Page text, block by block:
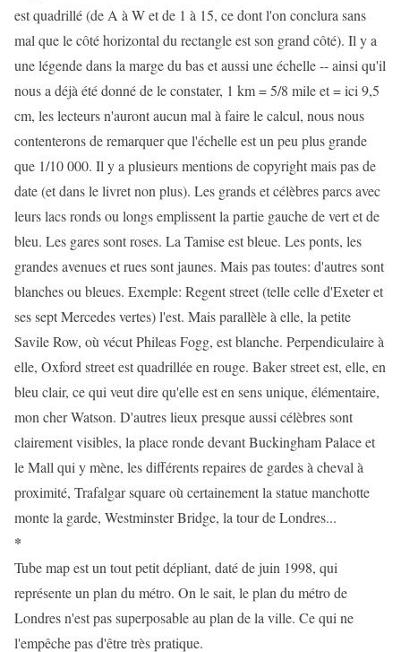
est quadrillé (de A à W et de 1 à 15, ce dont l'on conclura sans
mal que le côté horizontal du rectangle est son grand côté). Il y a
une légende dans la marge du bas et aussi une échelle -- ainsi qu'il
nous a déjà été donné de le constater, 1 km = 5/8 mile et = ici 9,5
cm, les lecteurs n'auront aucun mal à faire le calcul, nous nous
contenterons de remarquer que l'échelle est un peu plus grande
que 1/10 000. Il y a plusieurs mentions de copyright mais pas de
date (et dans le livret non plus). Les grands et célèbres parcs avec
leurs lacs ronds ou longs emplissent la partie gauche de vert et de
bleu. Les gares sont roses. La Tamise est bleue. Les ponts, les
grandes avenues et rues sont jaunes. Mais pas toutes: d'autres sont
blanches ou bleues. Exemple: Regent street (telle celle d'Exeter et
ses sept Mercedes vertes) l'est. Mais parallèle à elle, la petite
Savile Row, où vécut Phileas Fogg, est blanche. Perpendiculaire à
elle, Oxford street est quadrillée en rouge. Baker street est, elle, en
bleu clair, ce qui veut dire qu'elle est en sens unique, élémentaire,
mon cher Watson. D'autres lieux presque aussi célèbres sont
clairement visibles, la place ronde devant Buckingham Palace et
le Mall qui y mène, les différents repaires de gardes à cheval à
proximité, Trafalgar square où certainement la statue manchotte
monte la garde, Westminster Bridge, la tour de Londres...
*
Tube map est un tout petit dépliant, daté de juin 1998, qui
représente un plan du métro. On le sait, le plan du métro de
Londres n'est pas superposable au plan de la ville. Ce qui ne
l'empêche pas d'être très pratique.